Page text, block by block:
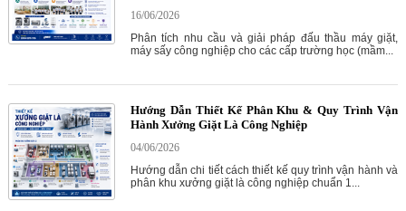
16/06/2026
Phân tích nhu cầu và giải pháp đấu thầu máy giặt,
máy sấy công nghiệp cho các cấp trường học (mầm...
Hướng Dẫn Thiết Kế Phân Khu & Quy Trình Vận
Hành Xưởng Giặt Là Công Nghiệp
04/06/2026
Hướng dẫn chi tiết cách thiết kế quy trình vận hành và
phân khu xưởng giặt là công nghiệp chuẩn 1...